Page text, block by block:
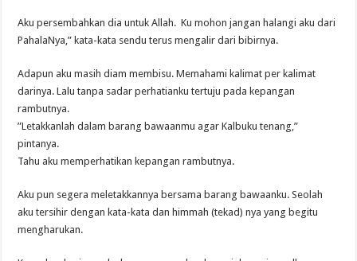
Aku persembahkan dia untuk Allah. Ku mohon jangan halangi aku dari
PahalaNya,” kata-kata sendu terus mengalir dari bibirnya.
Adapun aku masih diam membisu. Memahami kalimat per kalimat
darinya. Lalu tanpa sadar perhatianku tertuju pada kepangan
rambutnya.
”Letakkanlah dalam barang bawaanmu agar Kalbuku tenang,”
pintanya.
Tahu aku memperhatikan kepangan rambutnya.
Aku pun segera meletakkannya bersama barang bawaanku. Seolah
aku tersihir dengan kata-kata dan himmah (tekad) nya yang begitu
mengharukan.